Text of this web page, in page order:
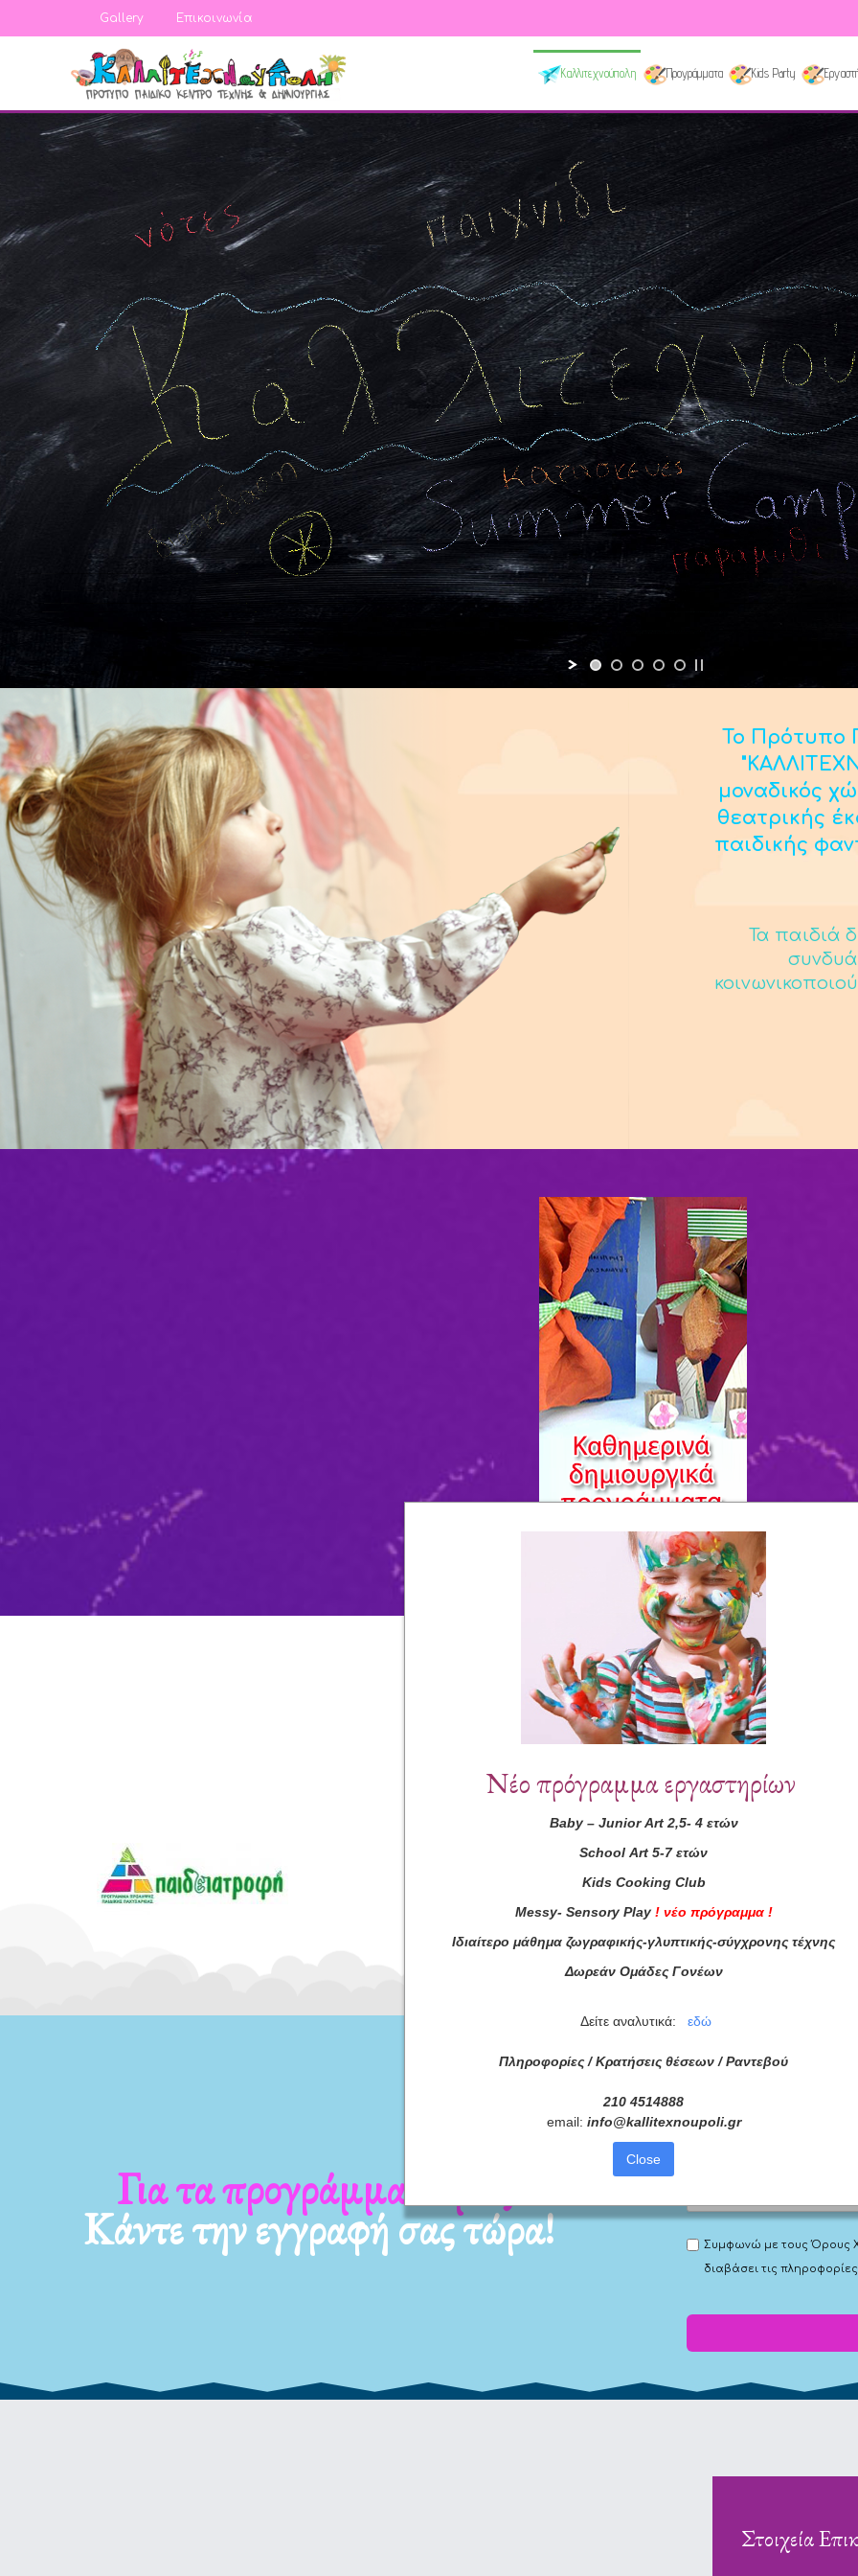
Gallery Επικοινωνία
Καλλιτεχνούπολη Προγράμματα Kids Party
Το Πρότυπο
μοναδικός
θεατρικής
παιδικής
Τα παιδιά
Συνεργάτες
Για τα νέα μας
Κάντε την εγγραφή σας τώρα! Συμφωνώ με τουςΌρους
διαβάσει τις
Στοιχεία
Νέο πρόγραμμα εργαστηρίων
Baby– Junior Art2,5- 4 ετών
School Art 5-7 ετών
Kids Cooking Club
Messy- Sensory Play ! νέο πρόγραμμα !
Ιδιαίτερο μάθημα ζωγραφικής-γλυπτικής-σύγχρονης τέχνης
Δωρεάν Ομάδες Γονέων
Δείτε αναλυτικά: εδώ
Πληροφορίες / Κρατήσεις θέσεων / Ραντεβού
210 4514888
email: info@kallitexnoupoli.gr
Close